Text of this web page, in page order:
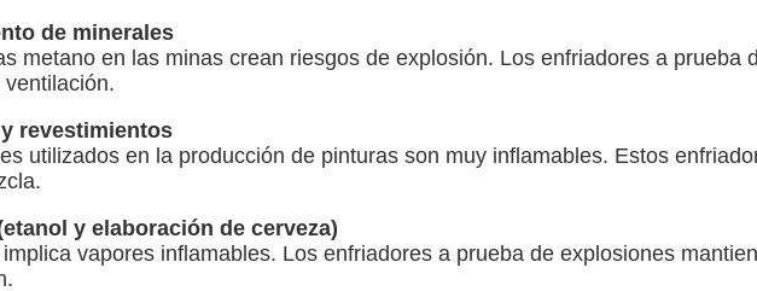
de minerales
metano en las minas crean riesgos de explosión. Los enfriadores a prueba
ventilación.
revestimientos
utilizados en la producción de pinturas son muy inflamables. Estos
y elaboración de cerveza)
vapores inflamables. Los enfriadores a prueba de explosiones